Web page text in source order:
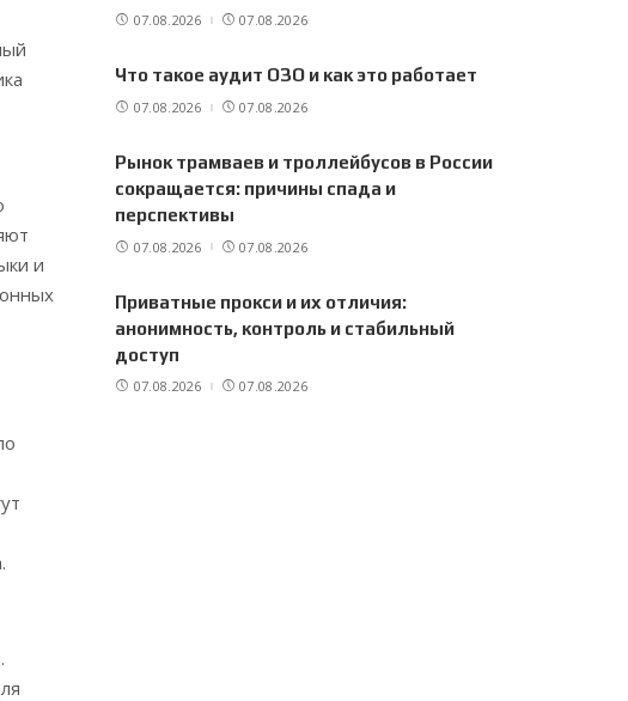
и
07.08.2026 07.08.2026
Что такое аудит ОЗО и как это работает
07.08.2026 07.08.2026
Рынок трамваев и троллейбусов в России
сокращается: причины спада и
перспективы
07.08.2026 07.08.2026
Приватные прокси и их отличия:
анонимность, контроль и стабильный
доступ
07.08.2026 07.08.2026